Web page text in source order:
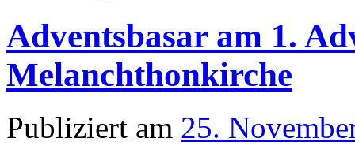
Adventsbasar am 1.
Melanchthonkirche
Publiziert am 25.